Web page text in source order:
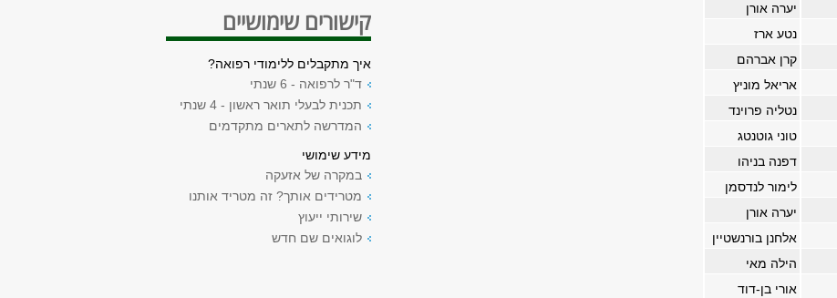
יערה אורן
נטע ארז
קרן אברהם
אריאל מוניץ
נטליה פרוינד
טוני גוטנטג
דפנה בניהו
לימור לנדסמן
יערה אורן
אלחנן בורנשטיין
הילה מאי
אורי בן-דוד
קישורים שימושיים
איך מתקבלים ללימודי רפואה?
ד"ר לרפואה - 6 שנתי
תכנית לבעלי תואר ראשון - 4 שנתי
המדרשה לתארים מתקדמים
מידע שימושי
במקרה של אזעקה
מטרידים אותך? זה מטריד אותנו
שירותי ייעוץ
לוגואים שם חדש